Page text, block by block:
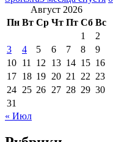
Август 2026
Пн Вт Ср Чт Пт Сб Вс
1
2
3
4 5 6 7 8
9
10 11 12 13 14 15 16
17 18 19 20 21 22 23
24 25 26 27 28 29 30
31
« Июл